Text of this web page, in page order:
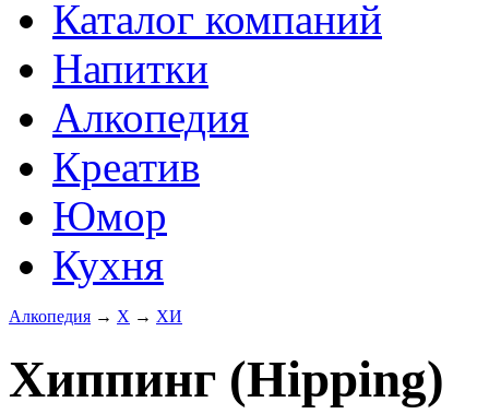
Каталог компаний
Напитки
Алкопедия
Креатив
Юмор
Кухня
Алкопедия → Х → ХИ
Хиппинг (Hipping)